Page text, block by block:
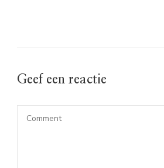
Geef een reactie